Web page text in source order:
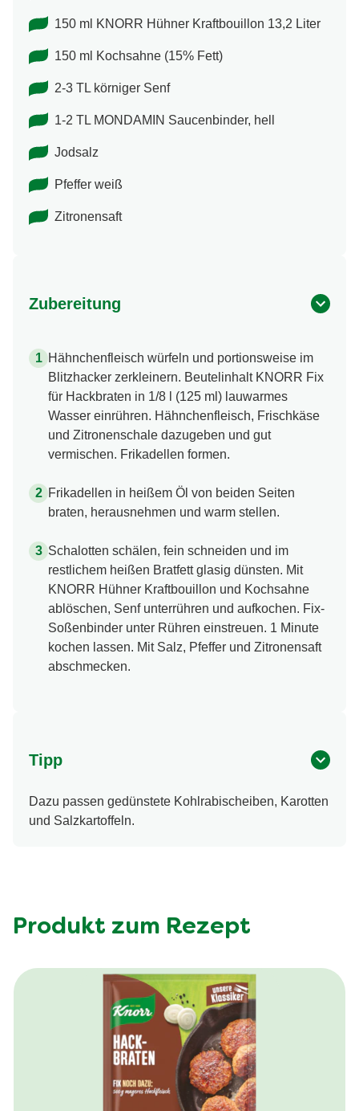
150 ml KNORR Hühner Kraftbouillon 13,2 Liter
150 ml Kochsahne (15% Fett)
2-3 TL körniger Senf
1-2 TL MONDAMIN Saucenbinder, hell
Jodsalz
Pfeffer weiß
Zitronensaft
Zubereitung
Hähnchenfleisch würfeln und portionsweise im
Blitzhacker zerkleinern. Beutelinhalt KNORR Fix
für Hackbraten in 1/8 l (125 ml) lauwarmes
Wasser einrühren. Hähnchenfleisch, Frischkäse
und Zitronenschale dazugeben und gut
vermischen. Frikadellen formen.
Frikadellen in heißem Öl von beiden Seiten
braten, herausnehmen und warm stellen.
Schalotten schälen, fein schneiden und im
restlichem heißen Bratfett glasig dünsten. Mit
KNORR Hühner Kraftbouillon und Kochsahne
ablöschen, Senf unterrühren und aufkochen. Fix-
Soßenbinder unter Rühren einstreuen. 1 Minute
kochen lassen. Mit Salz, Pfeffer und Zitronensaft
abschmecken.
Tipp
Dazu passen gedünstete Kohlrabischeiben, Karotten
und Salzkartoffeln.
Produkt zum Rezept